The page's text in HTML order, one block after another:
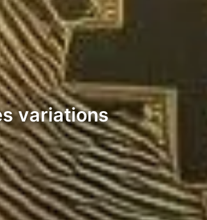
variations